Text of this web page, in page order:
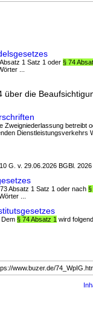
1 Satz 1 oder § 74
...
die
Zweigniederlassung betreibt
Dienstleistungsverkehrs
G. v. 29.06.2026 BGBl.
Absatz 1 Satz 1 oder nach §
...
Dem § 74 Absatz 1 wird
www.buzer.de/